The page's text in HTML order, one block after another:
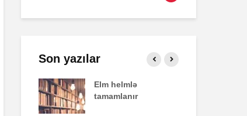
Son yazılar
Elm helmlə
tamamlanır